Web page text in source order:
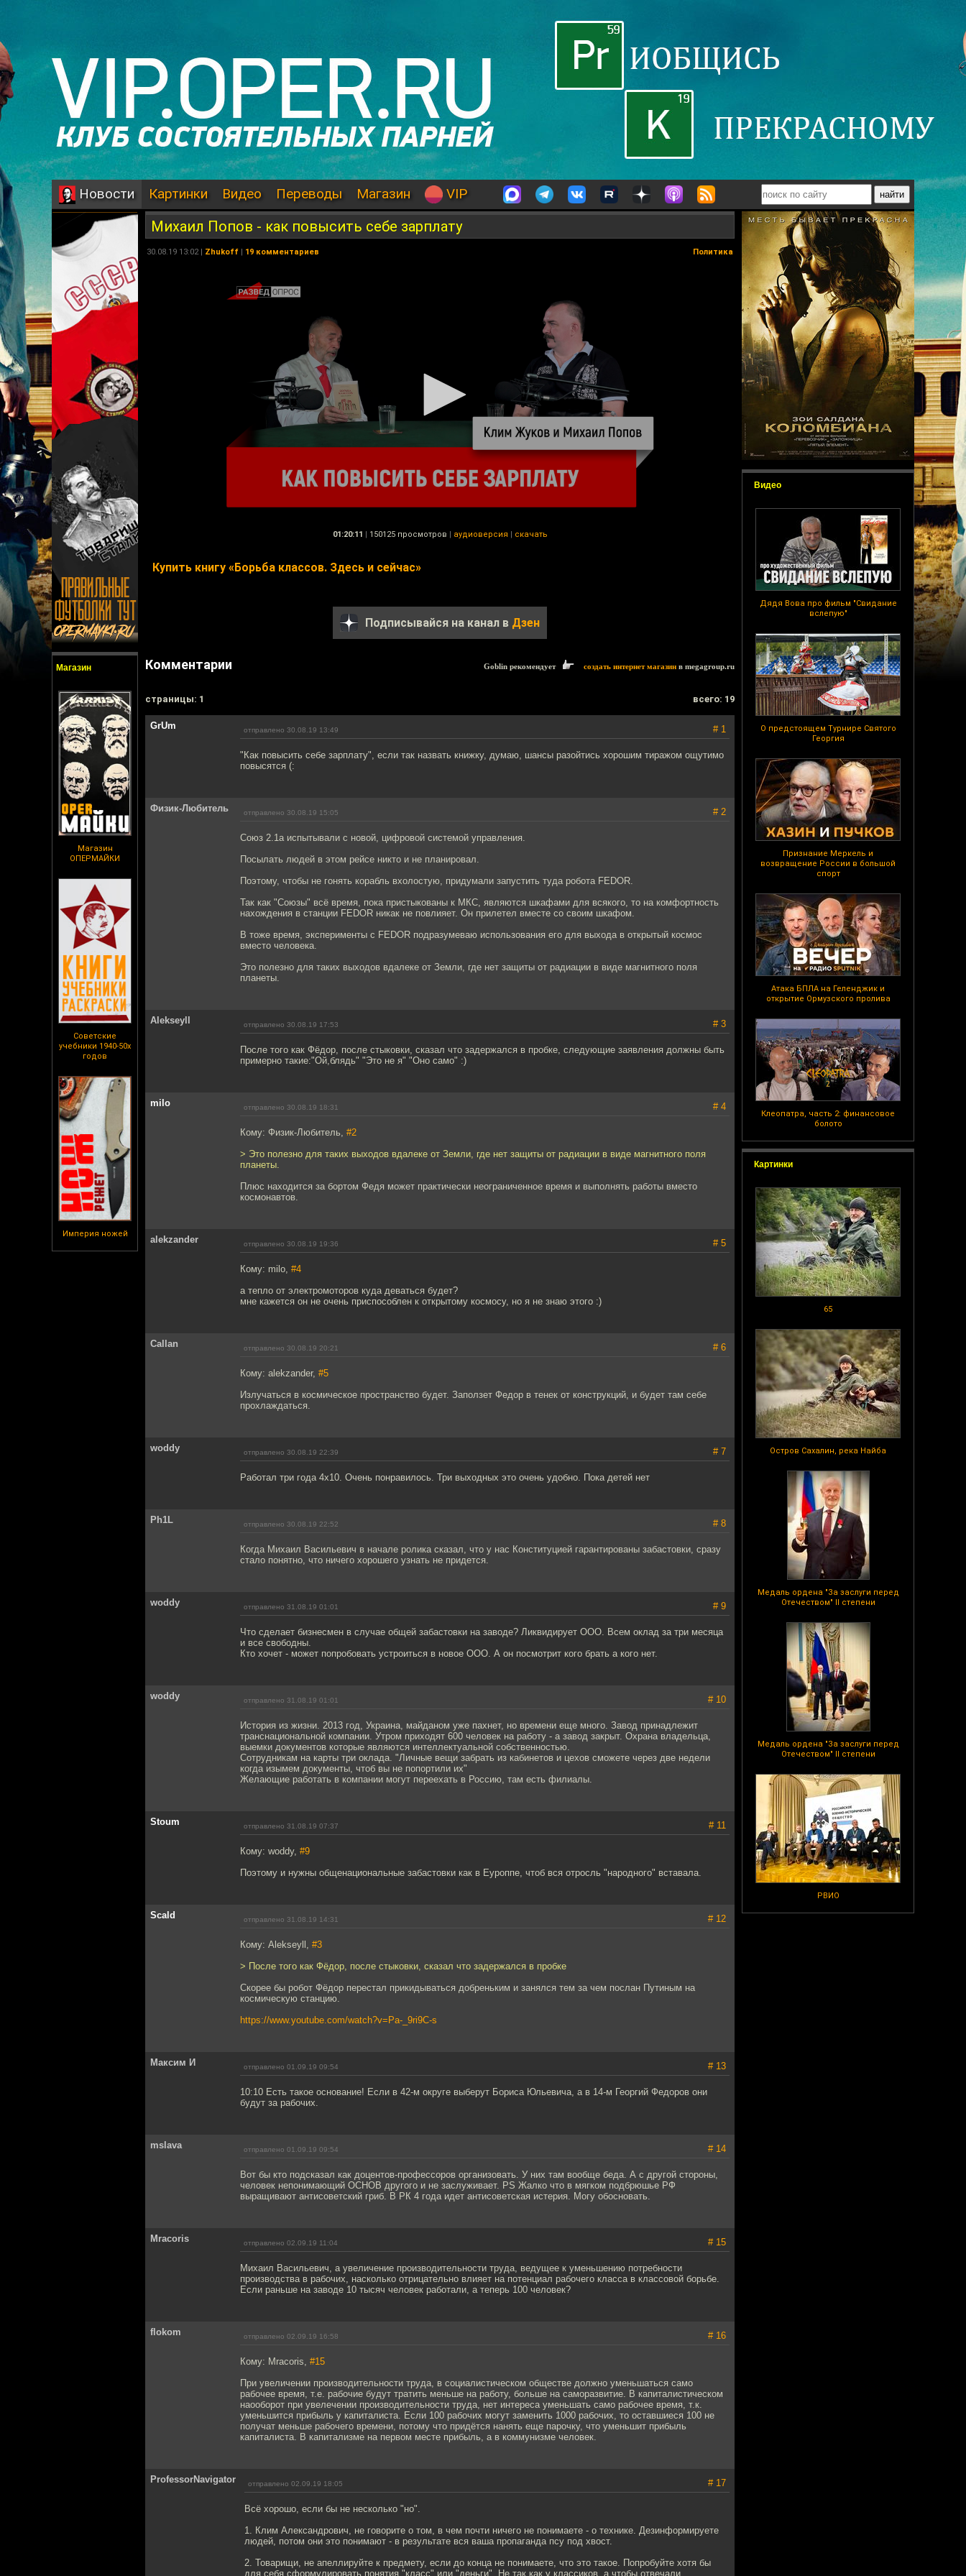
Новости Картинки Видео Переводы Магазин VIP
Магазин
Магазин
ОПЕРМАЙКИ
Советские
учебники 1940-50х
годов
Империя ножей
Видео
Дядя Вова про фильм "Свидание
вслепую"
О предстоящем Турнире Святого
Георгия
Признание Меркель и
возвращение России в большой
спорт
Атака БПЛА на Геленджик и
открытие Ормузского пролива
Клеопатра, часть 2: финансовое
болото
Картинки
65
Остров Сахалин, река Найба
Медаль ордена "За заслуги перед
Отечеством" II степени
Медаль ордена "За заслуги перед
Отечеством" II степени
РВИО
Михаил Попов - как повысить себе зарплату
30.08.19 13:02 | Zhukoff | 19 комментариев Политика
01:20:11 | 150125 просмотров | аудиоверсия | скачать
Купить книгу «Борьба классов. Здесь и сейчас»
Подписывайся на канал в Дзен
Комментарии Goblin рекомендует создать интернет магазин в megagroup.ru
cтраницы: 1 всего: 19
GrUm отправлено 30.08.19 13:49 # 1
"Как повысить себе зарплату", если так назвать книжку, думаю, шансы разойтись хорошим тиражом ощутимо
повысятся (:
Физик-Любитель отправлено 30.08.19 15:05 # 2
Союз 2.1а испытывали с новой, цифровой системой управления.
Посылать людей в этом рейсе никто и не планировал.
Поэтому, чтобы не гонять корабль вхолостую, придумали запустить туда робота FEDOR.
Так как "Союзы" всё время, пока пристыкованы к МКС, являются шкафами для всякого, то на комфортность
нахождения в станции FEDOR никак не повлияет. Он прилетел вместе со своим шкафом.
В тоже время, эксперименты с FEDOR подразумеваю использования его для выхода в открытый космос
вместо человека.
Это полезно для таких выходов вдалеке от Земли, где нет защиты от радиации в виде магнитного поля
планеты.
Alekseyll отправлено 30.08.19 17:53 # 3
После того как Фёдор, после стыковки, сказал что задержался в пробке, следующие заявления должны быть
примерно такие:"Ой,блядь" "Это не я" "Оно само" :)
milo отправлено 30.08.19 18:31 # 4
Кому: Физик-Любитель, #2
> Это полезно для таких выходов вдалеке от Земли, где нет защиты от радиации в виде магнитного поля
планеты.
Плюс находится за бортом Федя может практически неограниченное время и выполнять работы вместо
космонавтов.
alekzander отправлено 30.08.19 19:36 # 5
Кому: milo, #4
а тепло от электромоторов куда деваться будет?
мне кажется он не очень приспособлен к открытому космосу, но я не знаю этого :)
Callan отправлено 30.08.19 20:21 # 6
Кому: alekzander, #5
Излучаться в космическое пространство будет. Заползет Федор в тенек от конструкций, и будет там себе
прохлаждаться.
woddy отправлено 30.08.19 22:39 # 7
Работал три года 4х10. Очень понравилось. Три выходных это очень удобно. Пока детей нет
Ph1L отправлено 30.08.19 22:52 # 8
Когда Михаил Васильевич в начале ролика сказал, что у нас Конституцией гарантированы забастовки, сразу
стало понятно, что ничего хорошего узнать не придется.
woddy отправлено 31.08.19 01:01 # 9
Что сделает бизнесмен в случае общей забастовки на заводе? Ликвидирует ООО. Всем оклад за три месяца
и все свободны.
Кто хочет - может попробовать устроиться в новое ООО. А он посмотрит кого брать а кого нет.
woddy отправлено 31.08.19 01:01 # 10
История из жизни. 2013 год, Украина, майданом уже пахнет, но времени еще много. Завод принадлежит
транснациональной компании. Утром приходят 600 человек на работу - а завод закрыт. Охрана владельца,
выемки документов которые являются интеллектуальной собственностью.
Сотрудникам на карты три оклада. "Личные вещи забрать из кабинетов и цехов сможете через две недели
когда изымем документы, чтоб вы не попортили их"
Желающие работать в компании могут переехать в Россию, там есть филиалы.
Stoum отправлено 31.08.19 07:37 # 11
Кому: woddy, #9
Поэтому и нужны общенациональные забастовки как в Еуроппе, чтоб вся отросль "народного" вставала.
Scald отправлено 31.08.19 14:31 # 12
Кому: Alekseyll, #3
> После того как Фёдор, после стыковки, сказал что задержался в пробке
Скорее бы робот Фёдор перестал прикидываться добреньким и занялся тем за чем послан Путиным на
космическую станцию.
https://www.youtube.com/watch?v=Pa-_9ri9C-s
Максим И отправлено 01.09.19 09:54 # 13
10:10 Есть такое основание! Если в 42-м округе выберут Бориса Юльевича, а в 14-м Георгий Федоров они
будут за рабочих.
mslava отправлено 01.09.19 09:54 # 14
Вот бы кто подсказал как доцентов-профессоров организовать. У них там вообще беда. А с другой стороны,
человек непонимающий ОСНОВ другого и не заслуживает. PS Жалко что в мягком подбрюшье РФ
выращивают антисоветский гриб. В РК 4 года идет антисоветская истерия. Могу обосновать.
Mracoris отправлено 02.09.19 11:04 # 15
Михаил Васильевич, а увеличение производительности труда, ведущее к уменьшению потребности
производства в рабочих, насколько отрицательно влияет на потенциал рабочего класса в классовой борьбе.
Если раньше на заводе 10 тысяч человек работали, а теперь 100 человек?
flokom отправлено 02.09.19 16:58 # 16
Кому: Mracoris, #15
При увеличении производительности труда, в социалистическом обществе должно уменьшаться само
рабочее время, т.е. рабочие будут тратить меньше на работу, больше на саморазвитие. В капиталистическом
наооборот при увелечении производительности труда, нет интереса уменьшать само рабочее время, т.к.
уменьшится прибыль у капиталиста. Если 100 рабочих могут заменить 1000 рабочих, то оставшиеся 100 не
получат меньше рабочего времени, потому что придётся нанять еще парочку, что уменьшит прибыль
капиталиста. В капитализме на первом месте прибыль, а в коммунизме человек.
ProfessorNavigator отправлено 02.09.19 18:05 # 17
Всё хорошо, если бы не несколько "но".
1. Клим Александрович, не говорите о том, в чем почти ничего не понимаете - о технике. Дезинформируете
людей, потом они это понимают - в результате вся ваша пропаганда псу под хвост.
2. Товарищи, не апеллируйте к предмету, если до конца не понимаете, что это такое. Попробуйте хотя бы
для себя сформулировать понятия "класс" или "деньги". Не так как у классиков, а чтобы отвечали